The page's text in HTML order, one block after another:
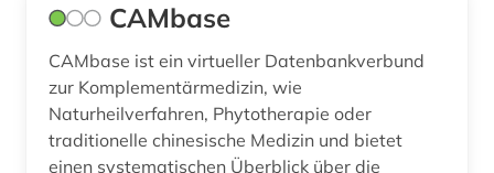
CAMbase
CAMbase ist ein virtueller Datenbankverbund
zur Komplementärmedizin, wie
Naturheilverfahren, Phytotherapie oder
traditionelle chinesische Medizin und bietet
einen systematischen Überblick über die